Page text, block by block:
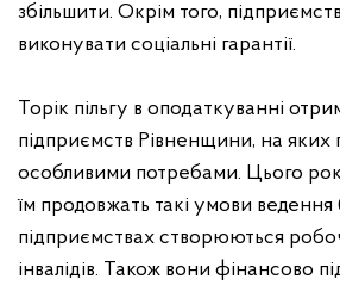
збільшити. Окрім того,
виконувати соціальні гарантії.
Торік пільгу в оподаткуванні
підприємств Рівненщини, на
особливими потребами. Цього
їм продовжать такі умови
підприємствах створюються
інвалідів. Також вони фінансово